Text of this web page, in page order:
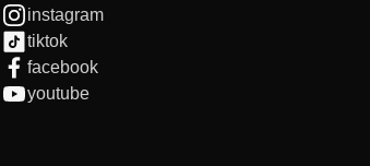
instagram
tiktok
facebook
youtube